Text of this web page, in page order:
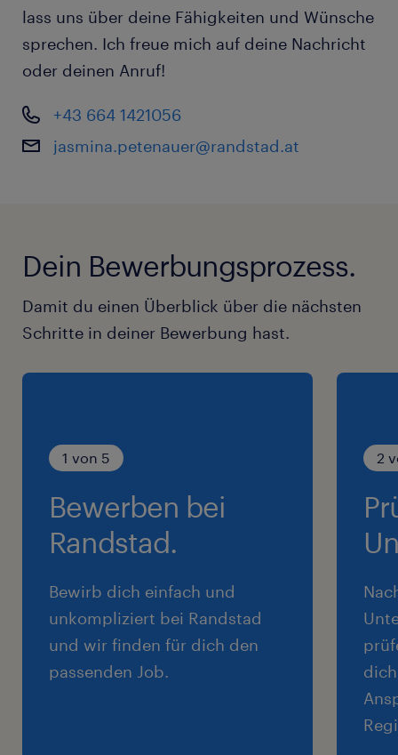
lass uns über deine Fähigkeiten und Wünsche
sprechen. Ich freue mich auf deine Nachricht
oder deinen Anruf!
+43 664 1421056
jasmina.petenauer@randstad.at
Dein Bewerbungsprozess.
Damit du einen Überblick über die nächsten
Schritte in deiner Bewerbung hast.
1 von 5
Bewerben bei
Randstad.
Bewirb dich einfach und
unkompliziert bei Randstad
und wir finden für dich den
passenden Job.
2